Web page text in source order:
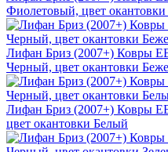
Фиолетовый, цвет
Лифан Бриз (2007+) Ковры
Черный, цвет окантовки
Лифан Бриз (2007+) Ковры
цвет окантовки Белый